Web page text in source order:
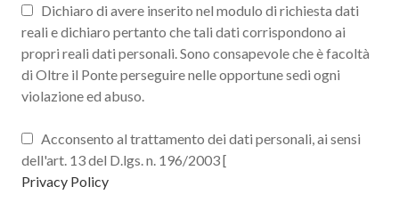
Dichiaro di avere inserito nel modulo di richiesta dati
reali e dichiaro pertanto che tali dati corrispondono ai
propri reali dati personali. Sono consapevole che è facoltà
di Oltre il Ponte perseguire nelle opportune sedi ogni
violazione ed abuso.
Acconsento al trattamento dei dati personali, ai sensi
dell'art. 13 del D.lgs. n. 196/2003 [
Privacy Policy